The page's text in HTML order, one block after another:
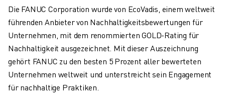
ROBODRILL KOMPAKTE CNC-BEARBEITUNGSZENTREN
ROBODRILL HARDWARE
ROBODRILL SOFTWARE
ROBODRILL VORBEUGENDE WARTUNG
ROBODRILL NACHHALTIGKEIT
ROBODRILL ROBOTER-PAKET
ROBODRILL BILDUNGSPAKET
Die FANUC Corporation wurde von EcoVadis, einem weltweit
führenden Anbieter von Nachhaltigkeitsbewertungen für
Unternehmen, mit dem renommierten GOLD-Rating für
Nachhaltigkeit ausgezeichnet. Mit dieser Auszeichnung
gehört FANUC zu den besten 5 Prozent aller bewerteten
Unternehmen weltweit und unterstreicht sein Engagement
für nachhaltige Praktiken.